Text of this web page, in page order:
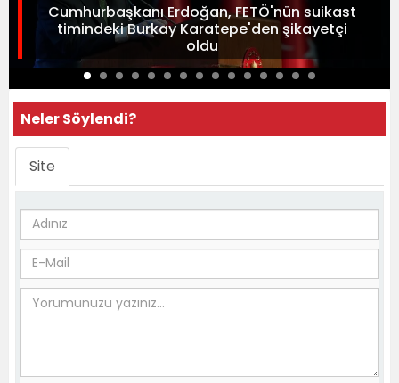
Cumhurbaşkanı Erdoğan, FETÖ'nün suikast
timindeki Burkay Karatepe'den şikayetçi
oldu
Neler Söylendi?
Site